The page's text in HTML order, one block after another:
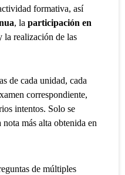
formativa, así
, laparticipación en
la realización de las
de cada unidad, cada
correspondiente,
intentos. Solo se
más alta obtenida en
de múltiples